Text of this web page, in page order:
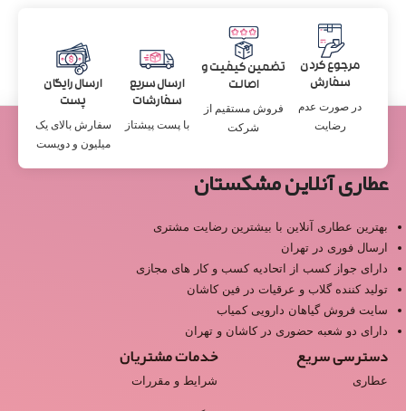
مرجوع کردن
سفارش
در صورت عدم
رضایت
تضمین کیفیت و
اصالت
فروش مستقیم از
شرکت
ارسال سریع
سفارشات
با پست پیشتاز
ارسال رایگان
پست
سفارش بالای یک
میلیون و دویست
عطاری آنلاین مشکستان
بهترین عطاری آنلاین با بیشترین رضایت مشتری
ارسال فوری در تهران
دارای جواز کسب از اتحادیه کسب و کار های مجازی
تولید کننده گلاب و عرقیات در فین کاشان
سایت فروش گیاهان دارویی کمیاب
دارای دو شعبه حضوری در کاشان و تهران
دسترسی سریع
عطاری
خدمات مشتریان
شرایط و مقررات